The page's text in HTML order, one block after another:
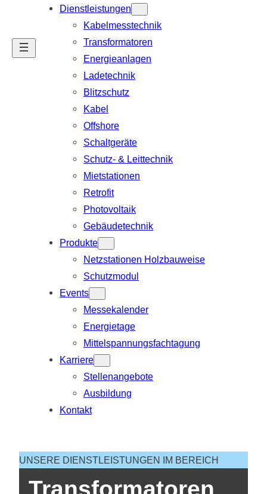
Dienstleistungen
Kabelmesstechnik
Transformatoren
Energieanlagen
Ladetechnik
Blitzschutz
Kabel
Offshore
Schaltgeräte
Schutz- & Leittechnik
Mietstationen
Retrofit
Photovoltaik
Gebäudetechnik
Produkte
Netzstationen Holzbauweise
Schutzmodul
Events
Messekalender
Energietage
Mittelspannungsfachtagung
Karriere
Stellenangebote
Ausbildung
Kontakt
UNSERE DIENSTLEISTUNGEN IM BEREICH